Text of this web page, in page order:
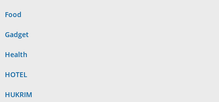
Food
Gadget
Health
HOTEL
HUKRIM